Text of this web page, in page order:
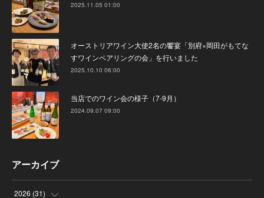
2025.11.05 01:00
オーストリアワイン大使2名の饗宴「別府×岡田がもてな
すワインペアリングの会」を行いました
2025.10.10 06:00
当店でのワイン会の様子（7-9月）
2024.09.07 09:00
アーカイブ
2026 (31)